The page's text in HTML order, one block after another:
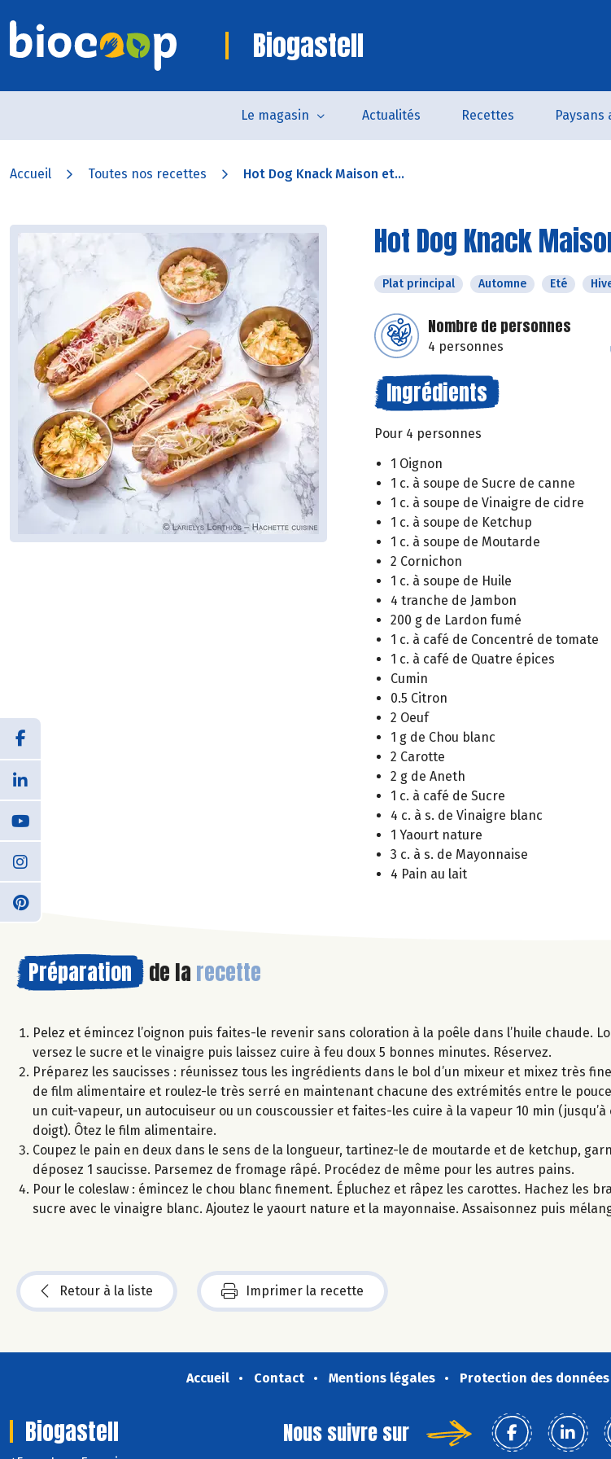
Biogastell
Le magasin Actualités Recettes Paysans
Accueil Toutes nos recettes Hot Dog Knack Maison et...
Hot Dog Knack
Plat principal Automne Eté
Nombre de personnes
4 personnes
Ingrédients
Pour 4 personnes
1 Oignon
1 c. à soupe de Sucre de canne
1 c. à soupe de Vinaigre de cidre
1 c. à soupe de Ketchup
1 c. à soupe de Moutarde
2 Cornichon
1 c. à soupe de Huile
4 tranche de Jambon
200 g de Lardon fumé
1 c. à café de Concentré de tomate
1 c. à café de Quatre épices
Cumin
0.5 Citron
2 Oeuf
1 g de Chou blanc
2 Carotte
2 g de Aneth
1 c. à café de Sucre
4 c. à s. de Vinaigre blanc
1 Yaourt nature
3 c. à s. de Mayonnaise
4 Pain au lait
Préparation de la recette
Pelez et émincez l’oignon puis faites-le revenir sans coloration à la poêle dans l’huile chaude.
versez le sucre et le vinaigre puis laissez cuire à feu doux 5 bonnes minutes. Réservez.
Préparez les saucisses : réunissez tous les ingrédients dans le bol d’un mixeur et mixez très
de film alimentaire et roulez-le très serré en maintenant chacune des extrémités entre le pouce
un cuit-vapeur, un autocuiseur ou un couscoussier et faites-les cuire à la vapeur 10 min
doigt). Ôtez le film alimentaire.
Coupez le pain en deux dans le sens de la longueur, tartinez-le de moutarde et de ketchup,
déposez 1 saucisse. Parsemez de fromage râpé. Procédez de même pour les autres pains.
Pour le coleslaw : émincez le chou blanc finement. Épluchez et râpez les carottes. Hachez les
sucre avec le vinaigre blanc. Ajoutez le yaourt nature et la mayonnaise. Assaisonnez puis
Retour à la liste Imprimer la recette
Accueil Contact Mentions légales Protection des données
Biogastell Nous suivre sur